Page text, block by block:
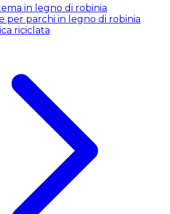
in legno di robinia
per parchi in legno di robinia
riciclata